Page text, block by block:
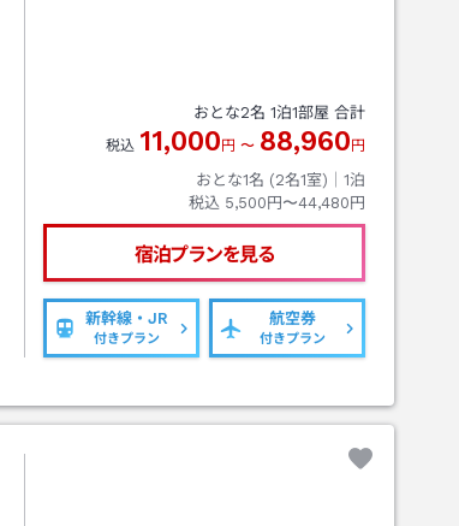
おとな2名 1泊1部屋 合計
税込 11,000 円 〜 88,960 円
おとな1名 (2名1室)｜ 1泊
税込 5,500円〜44,480円
宿泊プランを見る
新幹線・JR
付きプラン
航空券
付きプラン